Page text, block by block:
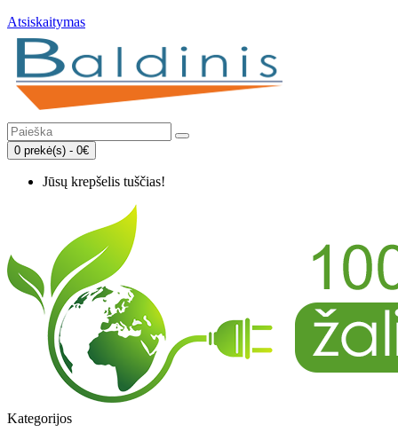
Atsiskaitymas
0 prekė(s) - 0€
Jūsų krepšelis tuščias!
Kategorijos